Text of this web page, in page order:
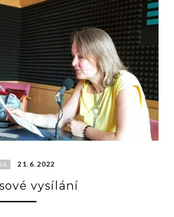
21. 6. 2022
vysílání